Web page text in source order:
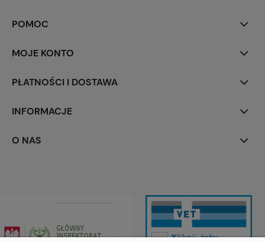
POMOC
MOJE KONTO
PŁATNOŚCI I DOSTAWA
INFORMACJE
O NAS